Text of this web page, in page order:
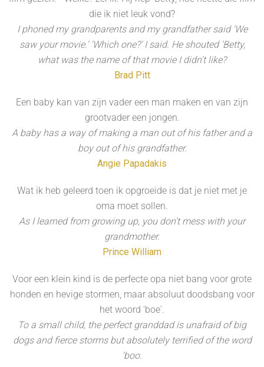
die ik niet leuk vond?
I phoned my grandparents and my grandfather said 'We
saw your movie.' 'Which one?' I said. He shouted 'Betty,
what was the name of that movie I didn't like?
Brad Pitt
Een baby kan van zijn vader een man maken en van zijn
grootvader een jongen.
A baby has a way of making a man out of his father and a
boy out of his grandfather.
Angie Papadakis
Wat ik heb geleerd toen ik opgroeide is dat je niet met je
oma moet sollen.
As I learned from growing up, you don't mess with your
grandmother.
Prince William
Voor een klein kind is de perfecte opa niet bang voor grote
honden en hevige stormen, maar absoluut doodsbang voor
het woord 'boe'.
To a small child, the perfect granddad is unafraid of big
dogs and fierce storms but absolutely terrified of the word
'boo.